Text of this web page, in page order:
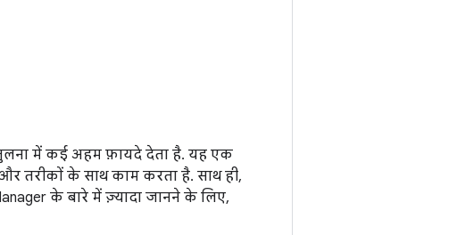
तुलना में कई अहम फ़ायदे देता है. यह एक
तरीकों के साथ काम करता है. साथ ही,
के बारे में ज़्यादा जानने के लिए,